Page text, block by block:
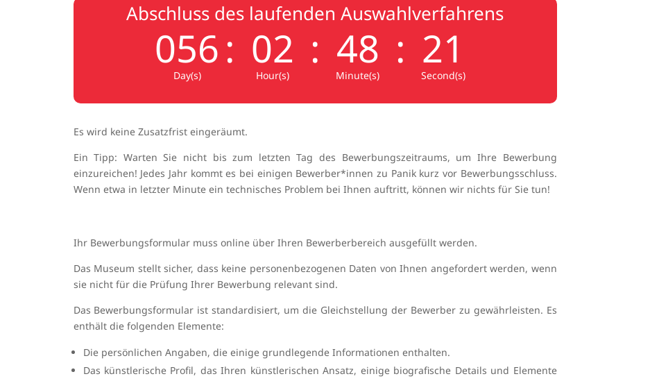
Abschluss des laufenden Auswahlverfahrens
056
Day(s)
: 02
Hour(s)
: 48
Minute(s)
: 20
Second(s)
Es wird keine Zusatzfrist eingeräumt.
Ein Tipp: Warten Sie nicht bis zum letzten Tag des Bewerbungszeitraums, um Ihre Bewerbung
einzureichen! Jedes Jahr kommt es bei einigen Bewerber*innen zu Panik kurz vor Bewerbungsschluss.
Wenn etwa in letzter Minute ein technisches Problem bei Ihnen auftritt, können wir nichts für Sie tun!
Ihr Bewerbungsformular muss online über Ihren Bewerberbereich ausgefüllt werden.
Das Museum stellt sicher, dass keine personenbezogenen Daten von Ihnen angefordert werden, wenn
sie nicht für die Prüfung Ihrer Bewerbung relevant sind.
Das Bewerbungsformular ist standardisiert, um die Gleichstellung der Bewerber zu gewährleisten. Es
enthält die folgenden Elemente:
Die persönlichen Angaben, die einige grundlegende Informationen enthalten.
Das künstlerische Profil, das Ihren künstlerischen Ansatz, einige biografische Details und Elemente